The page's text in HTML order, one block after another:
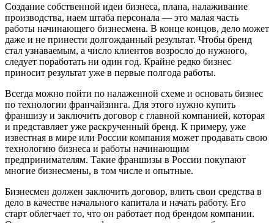
Создание собственной идеи бизнеса, плана, налаживание
производства, наем штаба персонала — это малая часть
работы начинающего бизнесмена. В конце концов, дело может
даже и не принести долгожданный результат. Чтобы бренд
стал узнаваемым, а число клиентов возросло до нужного,
следует поработать ни один год. Крайне редко бизнес
приносит результат уже в первые полгода работы.
Всегда можно пойти по налаженной схеме и основать бизнес
по технологии франчайзинга. Для этого нужно купить
франшизу и заключить договор с главной компанией, которая
и представляет уже раскрученный бренд. К примеру, уже
известная в мире или России компания может продавать свою
технологию бизнеса и работы начинающим
предпринимателям. Такие франшизы в России покупают
многие бизнесмены, в том числе и опытные.
Бизнесмен должен заключить договор, влить свои средства в
дело в качестве начального капитала и начать работу. Его
старт облегчает то, что он работает под брендом компании.